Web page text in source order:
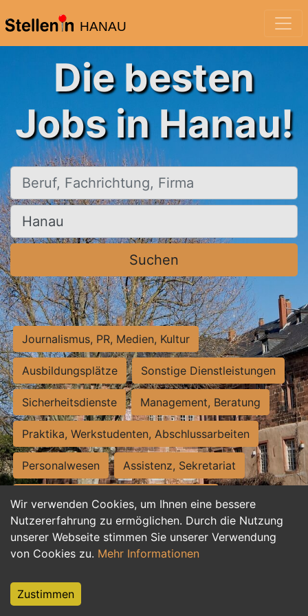
HANAU
Wir verwenden Cookies, um Ihnen eine bessere
Nutzererfahrung zu ermöglichen. Durch die Nutzung
unserer Webseite stimmen Sie unserer Verwendung
von Cookies zu. Mehr Informationen
Zustimmen
Die besten
Jobs in Hanau!
Beruf, Fachrichtung, Firma
Ort, Stadt
Suchen
Journalismus, PR, Medien, Kultur
Ausbildungsplätze Sonstige Dienstleistungen
Sicherheitsdienste Management, Beratung
Praktika, Werkstudenten, Abschlussarbeiten
Personalwesen Assistenz, Sekretariat
Hilfskräfte, Aushilfs- und Nebenjobs
Einkauf, Logistik, Materialwirtschaft
Weiterbildung, Studium, duale Ausbildung
Tourismus